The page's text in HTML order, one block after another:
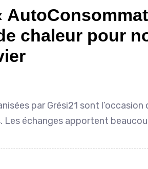
chaleur pour
par Grési21 sont
Les échanges apportent